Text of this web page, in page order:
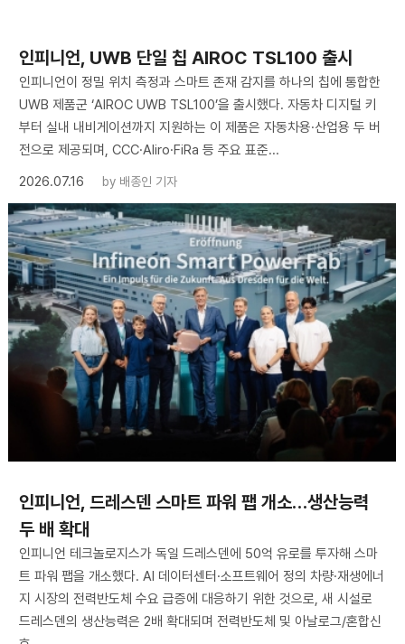
인피니언, UWB 단일 칩 AIROC TSL100 출시
인피니언이 정밀 위치 측정과 스마트 존재 감지를 하나의 칩에 통합한
UWB 제품군 ‘AIROC UWB TSL100’을 출시했다. 자동차 디지털 키
부터 실내 내비게이션까지 지원하는 이 제품은 자동차용·산업용 두 버
전으로 제공되며, CCC·Aliro·FiRa 등 주요 표준...
2026.07.16
by 배종인 기자
인피니언, 드레스덴 스마트 파워 팹 개소…생산능력
두 배 확대
인피니언 테크놀로지스가 독일 드레스덴에 50억 유로를 투자해 스마
트 파워 팹을 개소했다. AI 데이터센터·소프트웨어 정의 차량·재생에너
지 시장의 전력반도체 수요 급증에 대응하기 위한 것으로, 새 시설로
드레스덴의 생산능력은 2배 확대되며 전력반도체 및 아날로그/혼합신